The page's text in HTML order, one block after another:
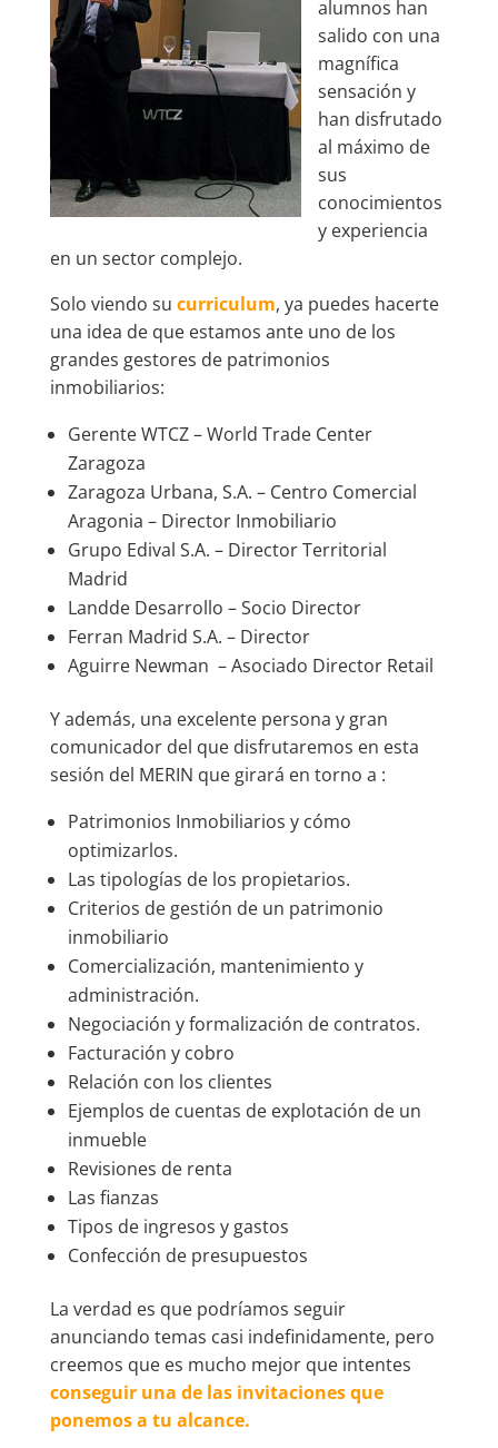
alumnos han
salido con una
magnífica
sensación y
han disfrutado
al máximo de
sus
conocimientos
y experiencia
en un sector complejo.
Solo viendo su curriculum, ya puedes hacerte
una idea de que estamos ante uno de los
grandes gestores de patrimonios
inmobiliarios:
Gerente WTCZ – World Trade Center
Zaragoza
Zaragoza Urbana, S.A. – Centro Comercial
Aragonia – Director Inmobiliario
Grupo Edival S.A. – Director Territorial
Madrid
Landde Desarrollo – Socio Director
Ferran Madrid S.A. – Director
Aguirre Newman – Asociado Director Retail
Y además, una excelente persona y gran
comunicador del que disfrutaremos en esta
sesión del MERIN que girará en torno a :
Patrimonios Inmobiliarios y cómo
optimizarlos.
Las tipologías de los propietarios.
Criterios de gestión de un patrimonio
inmobiliario
Comercialización, mantenimiento y
administración.
Negociación y formalización de contratos.
Facturación y cobro
Relación con los clientes
Ejemplos de cuentas de explotación de un
inmueble
Revisiones de renta
Las fianzas
Tipos de ingresos y gastos
Confección de presupuestos
La verdad es que podríamos seguir
anunciando temas casi indefinidamente, pero
creemos que es mucho mejor que intentes
conseguir una de las invitaciones que
ponemos a tu alcance.